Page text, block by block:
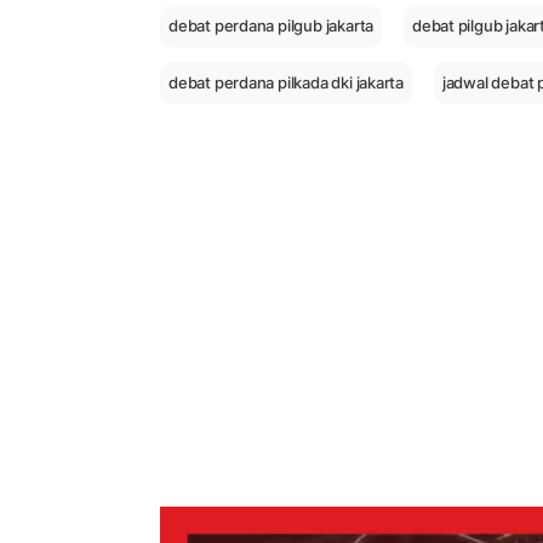
debat perdana pilgub jakarta debat pilgub
debat perdana pilkada dki jakarta jadwal debat